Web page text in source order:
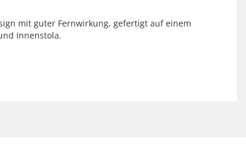
mit guter Fernwirkung, gefertigt auf einem
Innenstola.